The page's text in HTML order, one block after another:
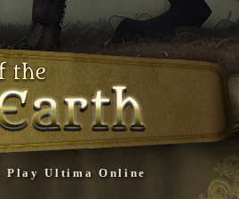
Play Ultima Online